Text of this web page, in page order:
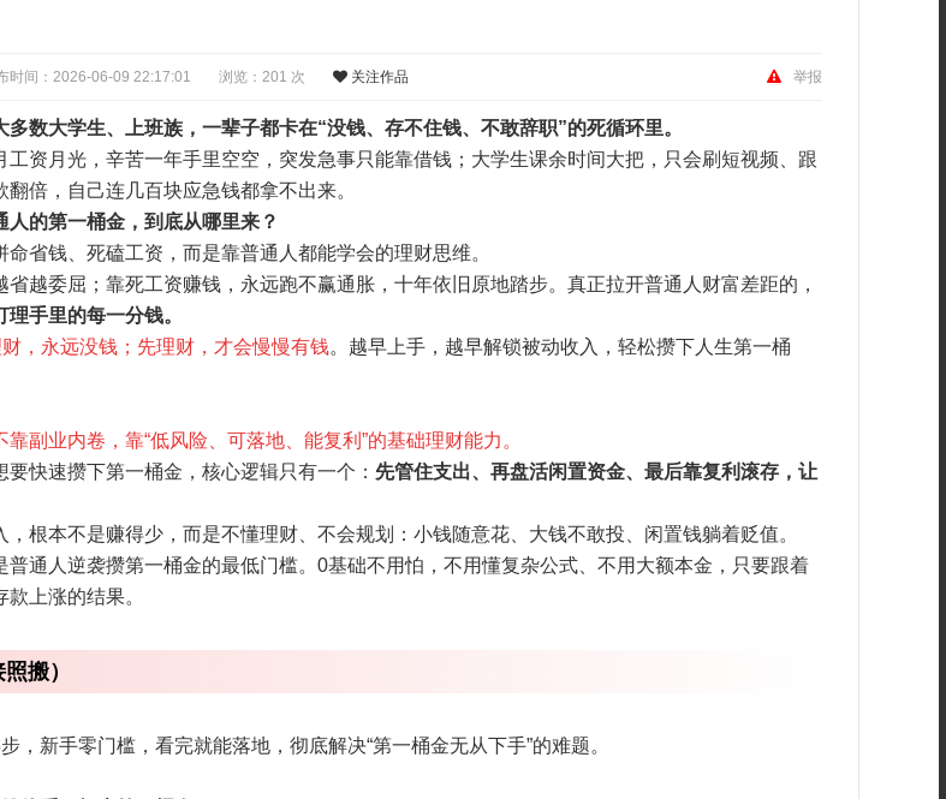
时间：2026-06-09 22:17:01 浏览：201 次 关注作品 举报
多数大学生、上班族，一辈子都卡在“没钱、存不住钱、不敢辞职”的死循环里。
工资月光，辛苦一年手里空空，突发急事只能靠借钱；大学生课余时间大把，只会刷短视频、跟
倍，自己连几百块应急钱都拿不出来。
人的第一桶金，到底从哪里来？
省钱、死磕工资，而是靠普通人都能学会的理财思维。
越委屈；靠死工资赚钱，永远跑不赢通胀，十年依旧原地踏步。真正拉开普通人财富差距的，
理手里的每一分钱。
，永远没钱；先理财，才会慢慢有钱。越早上手，越早解锁被动收入，轻松攒下人生第一桶
副业内卷，靠“低风险、可落地、能复利”的基础理财能力。
快速攒下第一桶金，核心逻辑只有一个： 先管住支出、再盘活闲置资金、最后靠复利滚存，让
根本不是赚得少，而是不懂理财、不会规划：小钱随意花、大钱不敢投、闲置钱躺着贬值。
通人逆袭攒第一桶金的最低门槛。0基础不用怕，不用懂复杂公式、不用大额本金，只要跟着
上涨的结果。
搬）
，新手零门槛，看完就能落地，彻底解决“第一桶金无从下手”的难题。